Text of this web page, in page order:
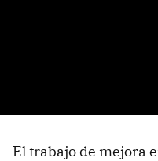
El trabajo de mejora